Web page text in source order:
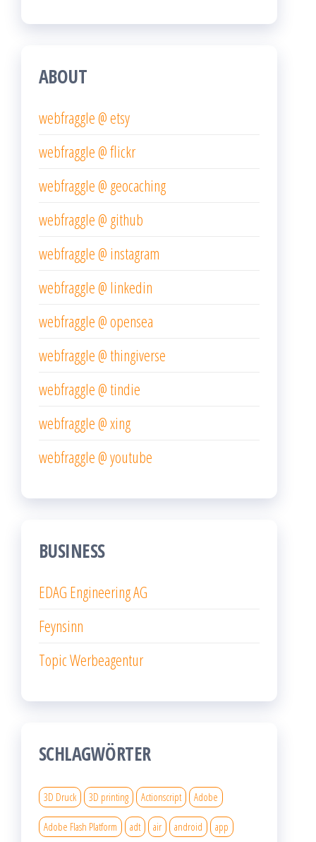
ABOUT
webfraggle @ etsy
webfraggle @ flickr
webfraggle @ geocaching
webfraggle @ github
webfraggle @ instagram
webfraggle @ linkedin
webfraggle @ opensea
webfraggle @ thingiverse
webfraggle @ tindie
webfraggle @ xing
webfraggle @ youtube
BUSINESS
EDAG Engineering AG
Feynsinn
Topic Werbeagentur
SCHLAGWÖRTER
3D Druck 3D printing Actionscript Adobe
Adobe Flash Platform adt air android app